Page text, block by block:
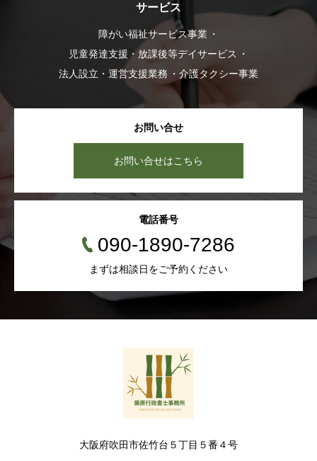
サービス
障がい福祉サービス事業
児童発達支援・放課後等デイサービス
法人設立・運営支援業務
介護タクシー事業
お問い合せ
お問い合せはこちら
電話番号
090-1890-7286
まずは相談日をご予約ください
大阪府吹田市佐竹台５丁目５番４号